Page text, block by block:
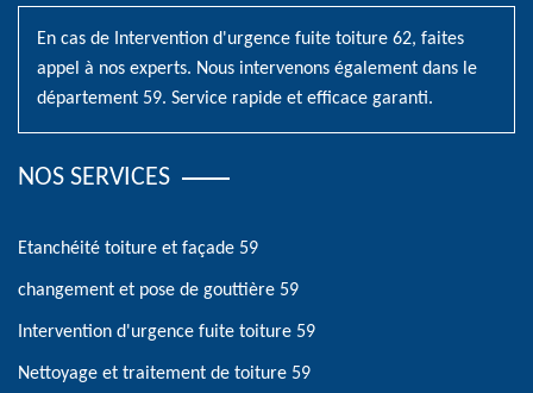
En cas de Intervention d'urgence fuite toiture 62, faites
appel à nos experts. Nous intervenons également dans le
département 59. Service rapide et efficace garanti.
NOS SERVICES
Etanchéité toiture et façade 59
changement et pose de gouttière 59
Intervention d'urgence fuite toiture 59
Nettoyage et traitement de toiture 59